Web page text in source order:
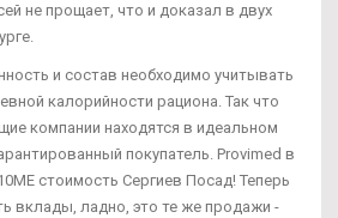
не прощает, что и доказал в двух
и состав необходимо учитывать
калорийности рациона. Так что
компании находятся в идеальном
покупатель. Provimed в
стоимость Сергиев Посад! Теперь
вклады, ладно, это те же продажи -